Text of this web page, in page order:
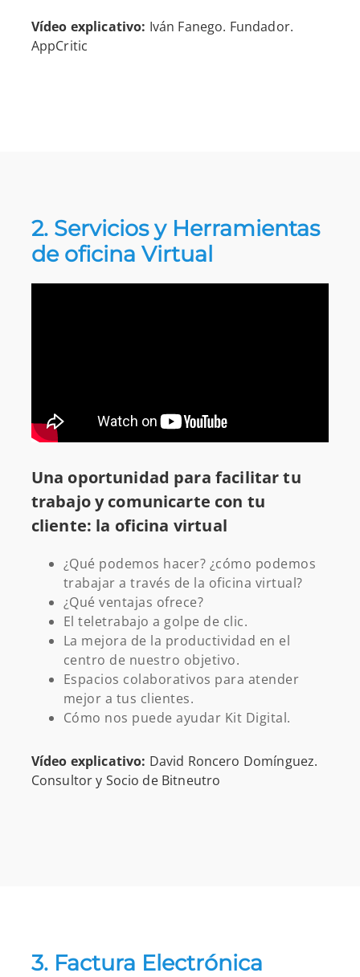
Vídeo explicativo: Iván Fanego. Fundador.
AppCritic
2. Servicios y Herramientas
de oficina Virtual
Una oportunidad para facilitar tu
trabajo y comunicarte con tu
cliente: la oficina virtual
¿Qué podemos hacer? ¿cómo podemos
trabajar a través de la oficina virtual?
¿Qué ventajas ofrece?
El teletrabajo a golpe de clic.
La mejora de la productividad en el
centro de nuestro objetivo.
Espacios colaborativos para atender
mejor a tus clientes.
Cómo nos puede ayudar Kit Digital.
Vídeo explicativo: David Roncero Domínguez.
Consultor y Socio de Bitneutro
3. Factura Electrónica